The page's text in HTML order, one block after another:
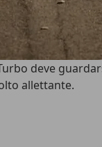
deve
allettante.